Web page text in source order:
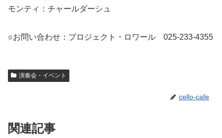
モンティ：チャールダーシュ
○お問い合わせ：プロジェクト・ロワール 025-233-4355
演奏会・イベント
cello-cafe
関連記事